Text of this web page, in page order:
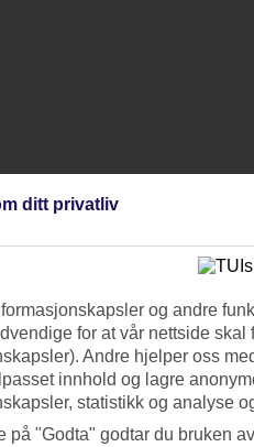
med samme omsorg som
og vakker presentasjon er
vil tilbake år etter år,
de verdensledende, men har
en beliggenhet nær strand eller
ditt privatliv
og andre
for at vår nettside
Andre hjelper oss
innhold og lagre
statistikk og analyse
på "Godta" godtar du bruken